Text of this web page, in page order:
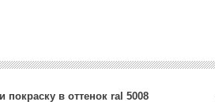
покраску в оттенок ral 5008